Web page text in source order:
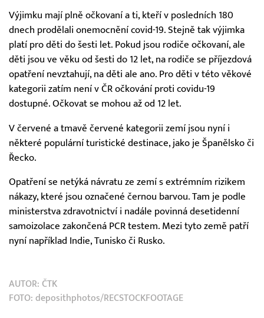
Výjimku mají plně očkovaní a ti, kteří v posledních 180
dnech prodělali onemocnění covid-19. Stejně tak výjimka
platí pro děti do šesti let. Pokud jsou rodiče očkovaní, ale
děti jsou ve věku od šesti do 12 let, na rodiče se příjezdová
opatření nevztahují, na děti ale ano. Pro děti v této věkové
kategorii zatím není v ČR očkování proti covidu-19
dostupné. Očkovat se mohou až od 12 let.
V červené a tmavě červené kategorii zemí jsou nyní i
některé populární turistické destinace, jako je Španělsko či
Řecko.
Opatření se netýká návratu ze zemí s extrémním rizikem
nákazy, které jsou označené černou barvou. Tam je podle
ministerstva zdravotnictví i nadále povinná desetidenní
samoizolace zakončená PCR testem. Mezi tyto země patří
nyní například Indie, Tunisko či Rusko.
AUTOR: ČTK
FOTO: deposithphotos/RECSTOCKFOOTAGE